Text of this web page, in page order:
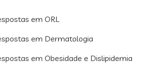
em ORL
em Dermatologia
em Obesidade e Dislipidemia